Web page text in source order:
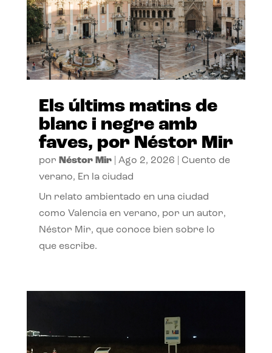
Els últims matins de
blanc i negre amb
faves, por Néstor Mir
por Néstor Mir| Ago 2, 2026
Cuento de
verano, En la ciudad
Un relato ambientado en una ciudad
como Valencia en verano, por un autor,
Néstor Mir, que conoce bien sobre lo
que escribe.